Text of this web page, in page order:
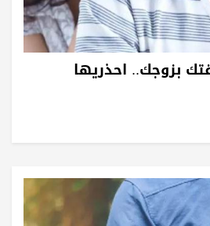
بزوجك.. احذريها